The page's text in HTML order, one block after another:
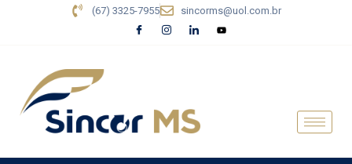
(67) 3325-7955 sincorms@uol.com.br